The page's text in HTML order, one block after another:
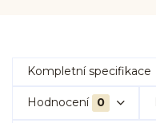
Kompletní specifikace
Hodnocení 0